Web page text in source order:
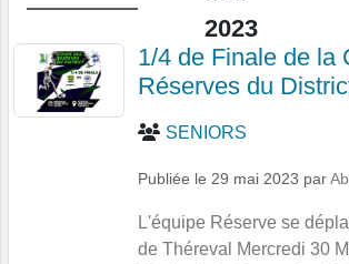
2023
1/4 de Finale de la
Réserves du
SENIORS
Publiée le 29 mai 2023 par
L'équipe Réserve se
de Théreval Mercredi 30